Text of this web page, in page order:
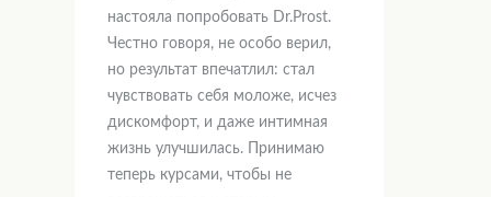
настояла попробовать Dr.Prost.
Честно говоря, не особо верил,
но результат впечатлил: стал
чувствовать себя моложе, исчез
дискомфорт, и даже интимная
жизнь улучшилась. Принимаю
теперь курсами, чтобы не